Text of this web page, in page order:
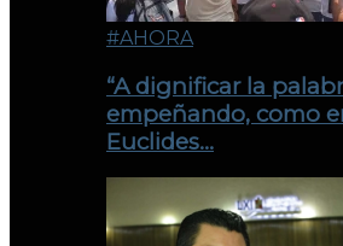
#AHORA
“A dignificar la
empeñando, como
Euclides…